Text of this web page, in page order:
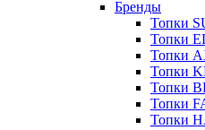
Бренды
Топки
Топки
Топки
Топки
Топки
Топки
Топки